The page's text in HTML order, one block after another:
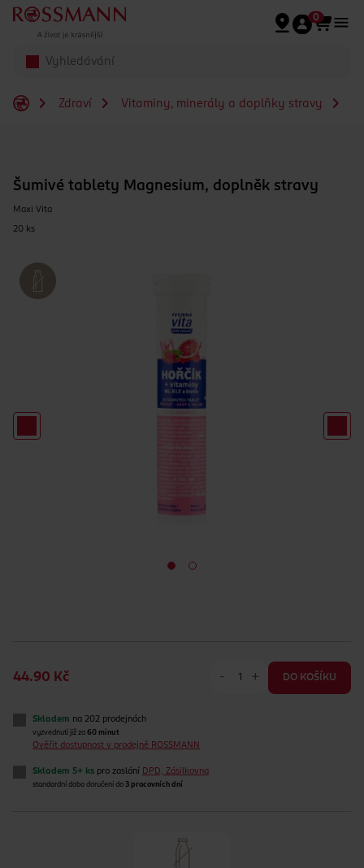
Přeskočit na hlavmní obsah
0
Zdraví Vitaminy, minerály a doplňky stravy
Šumivé tablety Magnesium, doplněk stravy
Maxi Vita
20 ks
44.90 Kč - + DO KOŠÍKU
Skladem na 202 prodejnách
vyzvednutí již za 60 minut
Ověřit dostupnost v prodejně ROSSMANN
Skladem 5+ ks pro zaslání DPD, Zásilkovna
standardní doba doručení do 3 pracovních dní